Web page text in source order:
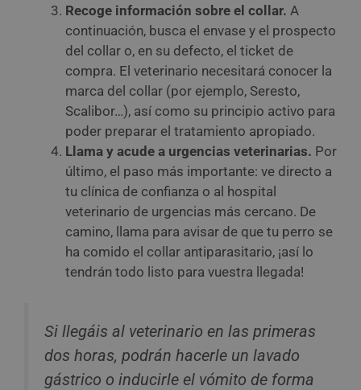
Recoge información sobre el collar. A
continuación, busca el envase y el prospecto
del collar o, en su defecto, el ticket de
compra. El veterinario necesitará conocer la
marca del collar (por ejemplo, Seresto,
Scalibor…), así como su principio activo para
poder preparar el tratamiento apropiado.
Llama y acude a urgencias veterinarias. Por
último, el paso más importante: ve directo a
tu clínica de confianza o al hospital
veterinario de urgencias más cercano. De
camino, llama para avisar de que tu perro se
ha comido el collar antiparasitario, ¡así lo
tendrán todo listo para vuestra llegada!
Si llegáis al veterinario en las primeras
dos horas, podrán hacerle un lavado
gástrico o inducirle el vómito de forma